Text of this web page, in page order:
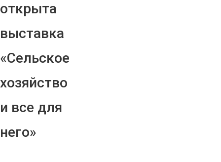
открыта
выставка
«Сельское
хозяйство
и все для
него»